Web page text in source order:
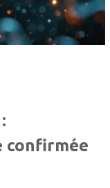
confirmée